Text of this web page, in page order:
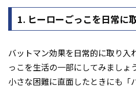
1. ヒーローごっこを日常に
バットマン効果を日常的に取り入
っこを生活の一部にしてみましょう
小さな困難に直面したときにも「